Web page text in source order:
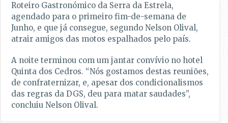
Roteiro Gastronómico da Serra da Estrela,
agendado para o primeiro fim-de-semana de
Junho, e que já consegue, segundo Nelson Olival,
atrair amigos das motos espalhados pelo país.
A noite terminou com um jantar convívio no hotel
Quinta dos Cedros. “Nós gostamos destas reuniões,
de confraternizar, e, apesar dos condicionalismos
das regras da DGS, deu para matar saudades”,
concluiu Nelson Olival.